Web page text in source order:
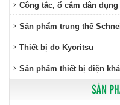
Công tắc, ổ cắm dân
Sản phẩm trung thế
Thiết bị đo Kyoritsu
Sản phẩm thiết bị điện
SẢN